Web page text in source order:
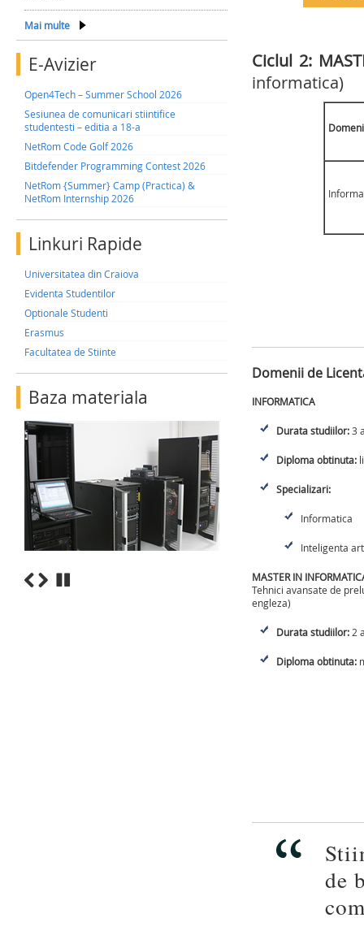
Mai multe
E-Avizier
Open4Tech – Summer School 2026
Sesiunea de comunicari stiintifice
studentesti – editia a 18-a
NetRom Code Golf 2026
Bitdefender Programming Contest 2026
NetRom {Summer} Camp (Practica) &
NetRom Internship 2026
Linkuri Rapide
Universitatea din Craiova
Evidenta Studentilor
Optionale Studenti
Erasmus
Facultatea de Stiinte
Baza materiala
Ciclul 2:
informatica)
Domenii de
INFORMATICA
Durata studiilor:3
Diploma obtinuta:
Specializari:
Informatica
Inteligenta
MASTER IN
Tehnici avansate de
engleza)
Durata studiilor: 2
Diploma obtinuta:
de